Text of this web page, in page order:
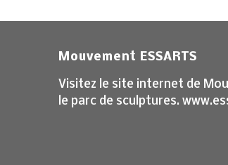
Mouvement ESSARTS
Visitez le site internet de
le parc de sculptures.